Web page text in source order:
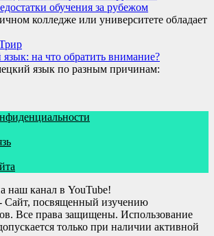
обучения за рубежом
колледже или университете обладает
на что обратить внимание?
язык по разным причинам:
наш канал в YouTube!
Сайт, посвященный изучению
Все права защищены. Использование
только при наличии активной